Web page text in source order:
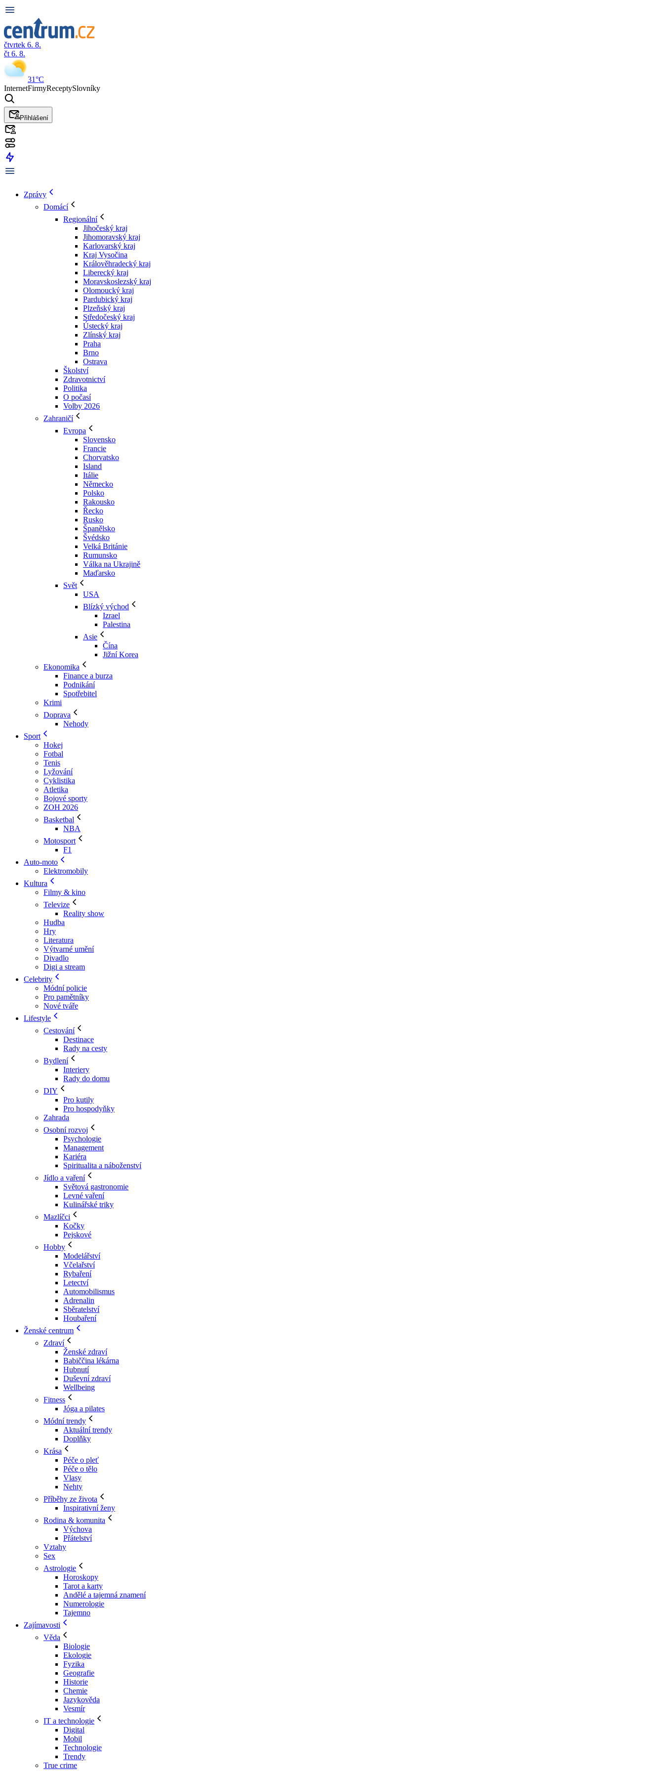
čtvrtek 6. 8.
čt 6. 8.
31°C
InternetFirmyReceptySlovníky
Přihlášení
Zprávy
Domácí
Regionální
Jihočeský kraj
Jihomoravský kraj
Karlovarský kraj
Kraj Vysočina
Králověhradecký kraj
Liberecký kraj
Moravskoslezský kraj
Olomoucký kraj
Pardubický kraj
Plzeňský kraj
Středočeský kraj
Ústecký kraj
Zlínský kraj
Praha
Brno
Ostrava
Školství
Zdravotnictví
Politika
O počasí
Volby 2026
Zahraničí
Evropa
Slovensko
Francie
Chorvatsko
Island
Itálie
Německo
Polsko
Rakousko
Řecko
Rusko
Španělsko
Švédsko
Velká Británie
Rumunsko
Válka na Ukrajině
Maďarsko
Svět
USA
Blízký východ
Izrael
Palestina
Asie
Čína
Jižní Korea
Ekonomika
Finance a burza
Podnikání
Spotřebitel
Krimi
Doprava
Nehody
Sport
Hokej
Fotbal
Tenis
Lyžování
Cyklistika
Atletika
Bojové sporty
ZOH 2026
Basketbal
NBA
Motosport
F1
Auto-moto
Elektromobily
Kultura
Filmy & kino
Televize
Reality show
Hudba
Hry
Literatura
Výtvarné umění
Divadlo
Digi a stream
Celebrity
Módní policie
Pro pamětníky
Nové tváře
Lifestyle
Cestování
Destinace
Rady na cesty
Bydlení
Interiery
Rady do domu
DIY
Pro kutily
Pro hospodyňky
Zahrada
Osobní rozvoj
Psychologie
Management
Kariéra
Spiritualita a náboženství
Jídlo a vaření
Světová gastronomie
Levné vaření
Kulinářské triky
Mazlíčci
Kočky
Pejskové
Hobby
Modelářství
Včelařství
Rybaření
Letectví
Automobilismus
Adrenalin
Sběratelství
Houbaření
Ženské centrum
Zdraví
Ženské zdraví
Babiččina lékárna
Hubnutí
Duševní zdraví
Wellbeing
Fitness
Jóga a pilates
Módní trendy
Aktuální trendy
Doplňky
Krása
Péče o pleť
Péče o tělo
Vlasy
Nehty
Příběhy ze života
Inspirativní ženy
Rodina & komunita
Výchova
Přátelství
Vztahy
Sex
Astrologie
Horoskopy
Tarot a karty
Andělé a tajemná znamení
Numerologie
Tajemno
Zajímavosti
Věda
Biologie
Ekologie
Fyzika
Geografie
Historie
Chemie
Jazykověda
Vesmír
IT a technologie
Digital
Mobil
Technologie
Trendy
True crime